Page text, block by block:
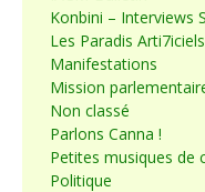
Konbini – Interviews
Les Paradis Arti7iciels
Manifestations
Mission
Non classé
Parlons Canna !
Petites musiques de
Politique